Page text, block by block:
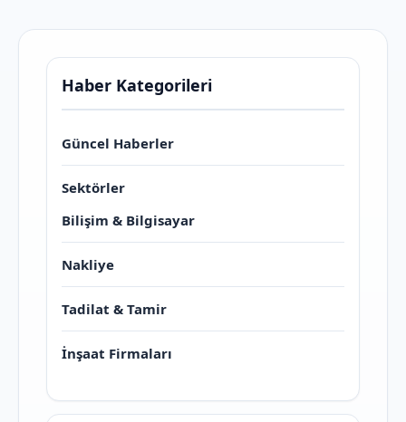
Haber Kategorileri
Güncel Haberler
Sektörler
Bilişim & Bilgisayar
Nakliye
Tadilat & Tamir
İnşaat Firmaları